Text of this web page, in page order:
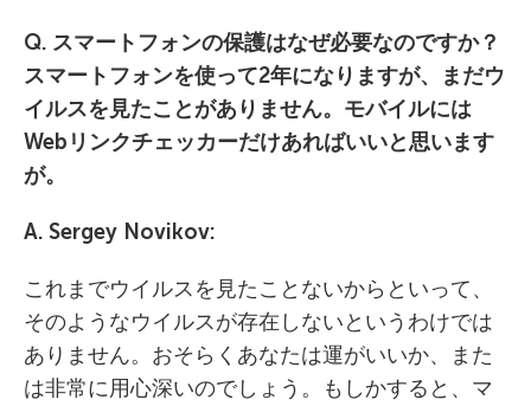
Q. スマートフォンの保護はなぜ必要なのですか？
スマートフォンを使って2年になりますが、まだウ
イルスを見たことがありません。モバイルには
Web リンクチェッカーだけあればいいと思います
が。
A. Sergey Novikov:
これまでウイルスを見たことないからといって、
そのようなウイルスが存在しないというわけでは
ありません。おそらくあなたは運がいいか、また
は非常に用心深いのでしょう。もしかすると、マ